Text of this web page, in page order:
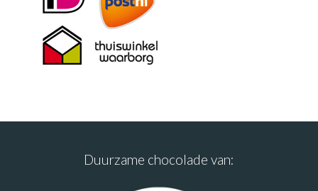
Duurzame chocolade van: